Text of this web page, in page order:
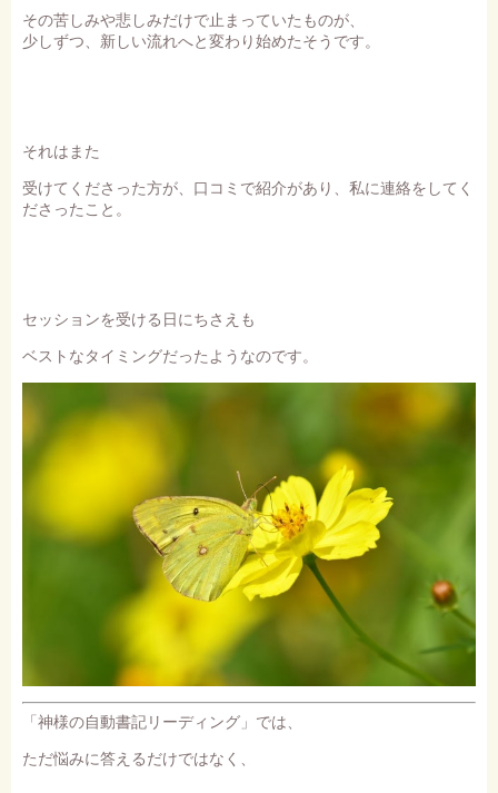
その苦しみや悲しみだけで止まっていたものが、
少しずつ、新しい流れへと変わり始めたそうです。
それはまた
受けてくださった方が、口コミで紹介があり、私に連絡をしてく
ださったこと。
セッションを受ける日にちさえも
ベストなタイミングだったようなのです。
「神様の自動書記リーディング」では、
ただ悩みに答えるだけではなく、